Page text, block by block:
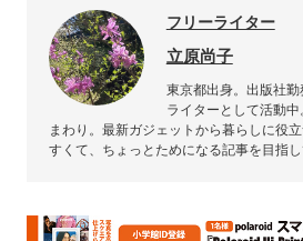
フリーライター
立原尚子
東京都出身。出版社
ライターとして活動
まわり。最新ガジェットから暮らしに役
すくて、ちょっとためになる記事を目指し